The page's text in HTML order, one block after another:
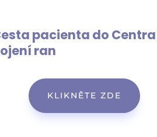
pacienta do Centra
ran
KLIKNĚTE ZDE